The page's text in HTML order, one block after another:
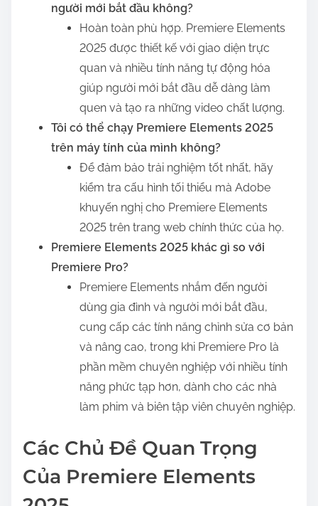
người mới bắt đầu không?
Hoàn toàn phù hợp. Premiere Elements
2025 được thiết kế với giao diện trực
quan và nhiều tính năng tự động hóa
giúp người mới bắt đầu dễ dàng làm
quen và tạo ra những video chất lượng.
Tôi có thể chạy Premiere Elements 2025
trên máy tính của mình không?
Để đảm bảo trải nghiệm tốt nhất, hãy
kiểm tra cấu hình tối thiểu mà Adobe
khuyến nghị cho Premiere Elements
2025 trên trang web chính thức của họ.
Premiere Elements 2025 khác gì so với
Premiere Pro?
Premiere Elements nhắm đến người
dùng gia đình và người mới bắt đầu,
cung cấp các tính năng chỉnh sửa cơ bản
và nâng cao, trong khi Premiere Pro là
phần mềm chuyên nghiệp với nhiều tính
năng phức tạp hơn, dành cho các nhà
làm phim và biên tập viên chuyên nghiệp.
Các Chủ Đề Quan Trọng
Của Premiere Elements